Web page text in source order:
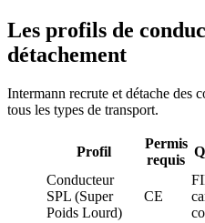
Les profils de
détachement
Intermann recrute et détache des
tous les types de transport.
Profil
Permis
requis
Conducteur
SPL (Super
Poids Lourd)
CE